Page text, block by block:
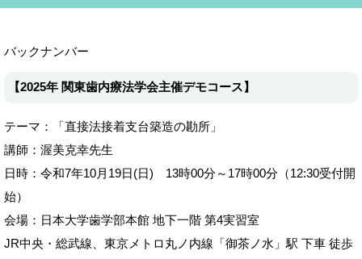
バックナンバー
【2025年 関東歯内療法学会主催デモコース】
テーマ：「直接法接着支台築造の勘所」
講師：渥美克幸先生
日時：令和7年10月19日(日) 13時00分～17時00分（12:30受付開
始）
会場：日本大学歯学部本館 地下一階 第4実習室
JR中央・総武線、東京メトロ丸ノ内線「御茶ノ水」駅 下車 徒歩